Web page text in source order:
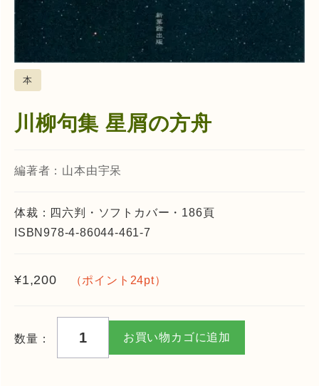
本
川柳句集 星屑の方舟
編著者：山本由宇呆
体裁：四六判・ソフトカバー・186頁
ISBN978-4-86044-461-7
¥1,200 （ポイント24pt）
お買い物カゴに追加